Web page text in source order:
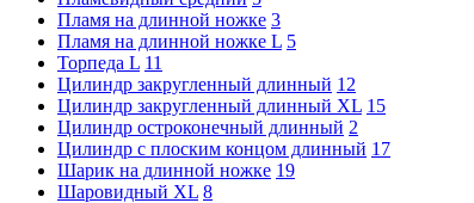
Пламя на длинной ножке 3
Пламя на длинной ножке L 5
Торпеда L 11
Цилиндр закругленный длинный 12
Цилиндр закругленный длинный XL 15
Цилиндр остроконечный длинный 2
Цилиндр с плоским концом длинный 17
Шарик на длинной ножке 19
Шаровидный XL 8